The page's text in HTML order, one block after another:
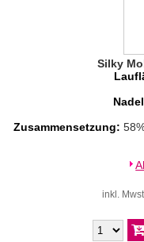
Silky
Zusammensetzung:
inkl.